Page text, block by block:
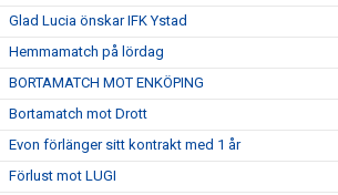
Glad Lucia önskar IFK Ystad
Hemmamatch på lördag
BORTAMATCH MOT ENKÖPING
Bortamatch mot Drott
Evon förlänger sitt kontrakt med 1 år
Förlust mot LUGI